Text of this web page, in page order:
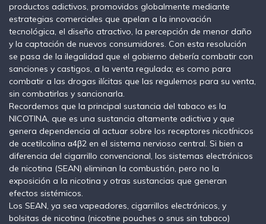
productos adictivos, promovidos globalmente mediante
estrategias comerciales que apelan a la innovación
tecnológica, el diseño atractivo, la percepción de menor daño
y la captación de nuevos consumidores. Con esta resolución
se pasa de la ilegalidad que el gobierno debería combatir con
sanciones y castigos, a la venta regulada; es como para
combatir a las drogas ilícitas que las regulemos para su venta,
sin combatirlas y sancionarla.
Recordemos que la principal sustancia del tabaco es la
NICOTINA, que es una sustancia altamente adictiva y que
genera dependencia al actuar sobre los receptores nicotínicos
de acetilcolina α4β2 en el sistema nervioso central. Si bien a
diferencia del cigarrillo convencional, los sistemas electrónicos
de nicotina (SEAN) eliminan la combustión, pero no la
exposición a la nicotina y otras sustancias que generan
efectos sistémicos.
Los SEAN, ya sea vapeadores, cigarrillos electrónicos, y
bolsitas de nicotina (nicotine pouches o snus sin tabaco)